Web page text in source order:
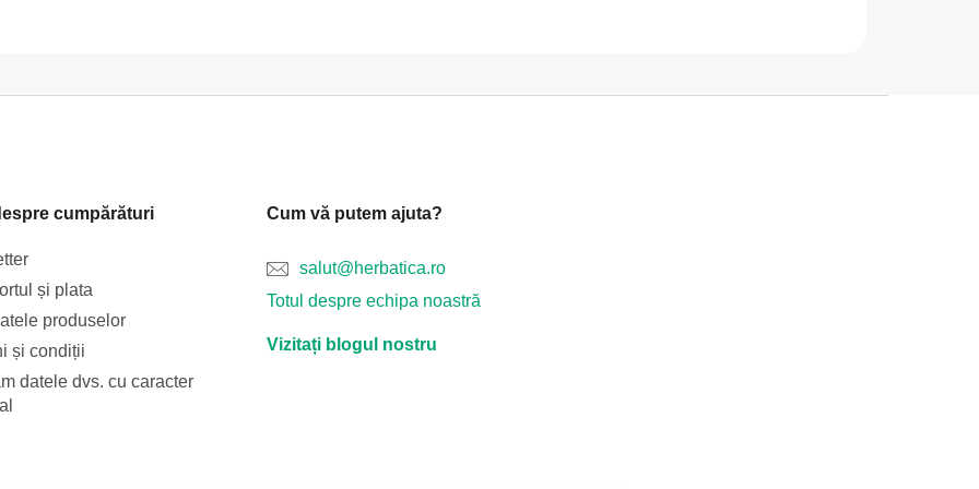
cumpărături
și plata
produselor
și condiții
datele dvs. cu caracter
Cum vă putem ajuta?
salut@herbatica.ro
Totul despre echipa noastră
Vizitați blogul nostru